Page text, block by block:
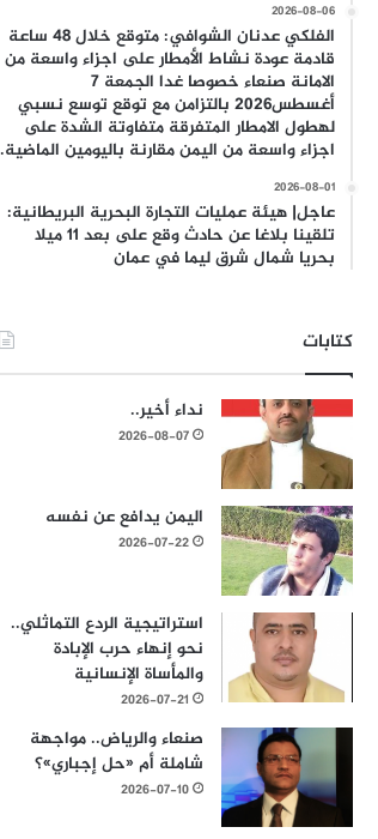
2026-08-06
الفلكي عدنان الشوافي: متوقع خلال 48 ساعة
قادمة عودة نشاط الأمطار على اجزاء واسعة من
الامانة صنعاء خصوصا غدا الجمعة 7
أغسطس2026 بالتزامن مع توقع توسع نسبي
لهطول الامطار المتفرقة متفاوتة الشدة على
اجزاء واسعة من اليمن مقارنة باليومين الماضية.
2026-08-01
عاجل| هيئة عمليات التجارة البحرية البريطانية:
تلقينا بلاغا عن حادث وقع على بعد 11 ميلا
بحريا شمال شرق ليما في عمان
كتابات
نداء أخير..
2026-08-07
اليمن يدافع عن نفسه
2026-07-22
استراتيجية الردع التماثلي..
نحو إنهاء حرب الإبادة
والمأساة الإنسانية
2026-07-21
صنعاء والرياض.. مواجهة
شاملة أم «حل إجباري»؟
2026-07-10